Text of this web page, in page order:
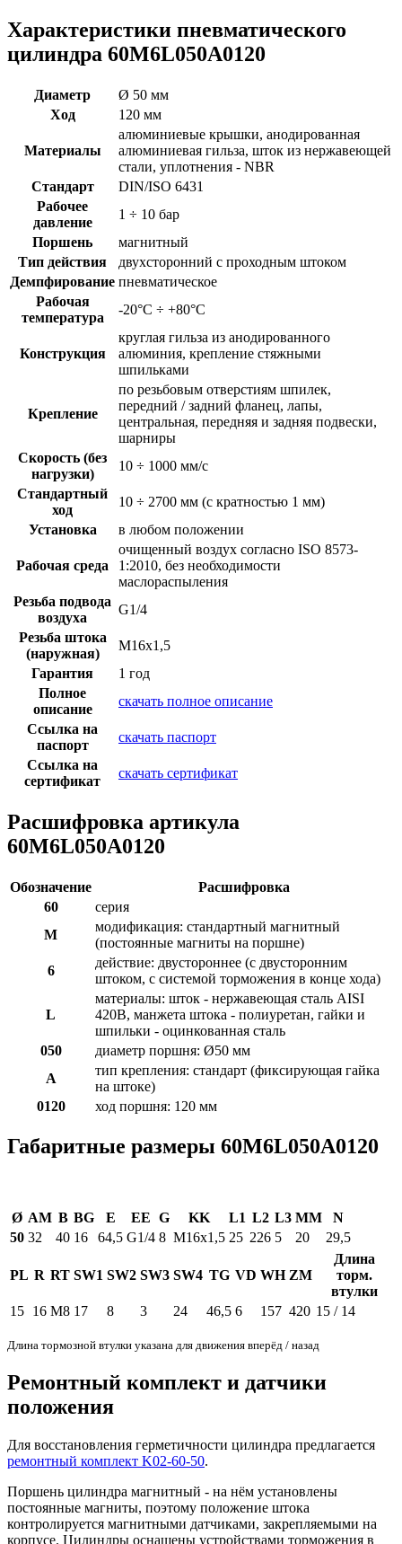
Характеристики пневматического
цилиндра 60M6L050A0120
Диаметр
Ø 50 мм
Ход
120 мм
Материалы
алюминиевые крышки, анодированная
алюминиевая гильза, шток из нержавеющей
стали, уплотнения - NBR
Стандарт
DIN/ISO 6431
Рабочее
давление
1 ÷ 10 бар
Поршень
магнитный
Тип действия
двухсторонний с проходным штоком
Демпфирование пневматическое
Рабочая
температура
-20°C ÷ +80°C
Конструкция
круглая гильза из анодированного
алюминия, крепление стяжными
шпильками
Крепление
по резьбовым отверстиям шпилек,
передний / задний фланец, лапы,
центральная, передняя и задняя подвески,
шарниры
Скорость (без
нагрузки)
10 ÷ 1000 мм/с
Стандартный
ход
10 ÷ 2700 мм (с кратностью 1 мм)
Установка
в любом положении
Рабочая среда
очищенный воздух согласно ISO 8573-
1:2010, без необходимости
маслораспыления
Резьба подвода
воздуха
G1/4
Резьба штока
(наружная)
M16x1,5
Гарантия
1 год
Полное
описание
скачать полное описание
Ссылка на
паспорт
скачать паспорт
Ссылка на
сертификат
скачать сертификат
Расшифровка артикула
60M6L050A0120
Обозначение
Расшифровка
60
серия
M
модификация: стандартный магнитный
(постоянные магниты на поршне)
6
действие: двустороннее (с двусторонним
штоком, с системой торможения в конце хода)
L
материалы: шток - нержавеющая сталь AISI
420B, манжета штока - полиуретан, гайки и
шпильки - оцинкованная сталь
050
диаметр поршня: Ø50 мм
A
тип крепления: стандарт (фиксирующая гайка
на штоке)
0120
ход поршня: 120 мм
Габаритные размеры 60M6L050A0120
Ø AM B BG E EE G KK L1 L2 L3 MM
N
50 32 40 16 64,5 G1/4 8 M16x1,5 25 226 5 20 29,5
PL R RT SW1 SW2 SW3 SW4 TG VD WH ZM
Длина
торм.
втулки
15 16 M8 17 8 3 24 46,5 6 157 420 15 / 14
Длина тормозной втулки указана для движения вперёд / назад
Ремонтный комплект и датчики
положения
Для восстановления герметичности цилиндра предлагается
ремонтный комплект K02-60-50.
Поршень цилиндра магнитный - на нём установлены
постоянные магниты, поэтому положение штока
контролируется магнитными датчиками, закрепляемыми на
корпусе. Цилиндры оснащены устройствами торможения в